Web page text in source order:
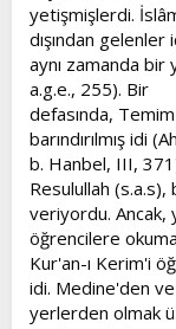
yetişmişlerdi.
dışından gelenler
aynı zamanda
a.g.e., 255). Bir
defasında,
barındırılmış idi
b. Hanbel, III,
Resulullah
veriyordu. Ancak,
öğrencilere
Kur'an-ı Kerim'i
idi. Medine'den
yerlerden olmak